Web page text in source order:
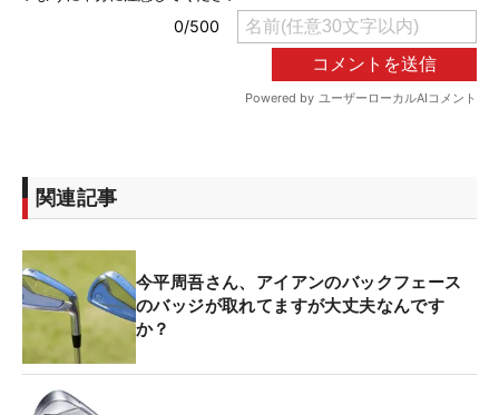
関連記事
今平周吾さん、アイアンのバックフェース
のバッジが取れてますが大丈夫なんです
か？